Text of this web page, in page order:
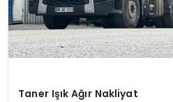
Taner Işık Ağır Nakliyat